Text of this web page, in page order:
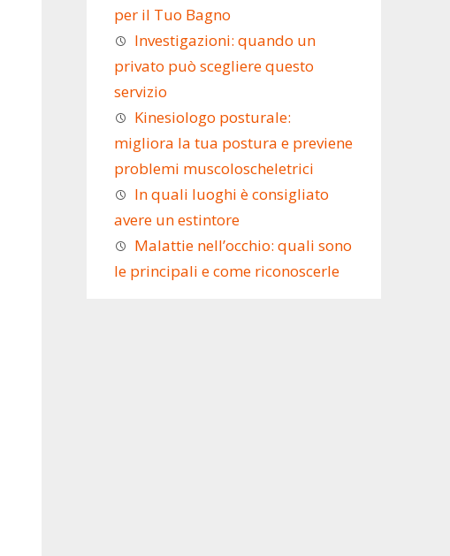
per il Tuo Bagno
Investigazioni: quando un
privato può scegliere questo
servizio
Kinesiologo posturale:
migliora la tua postura e previene
problemi muscoloscheletrici
In quali luoghi è consigliato
avere un estintore
Malattie nell’occhio: quali sono
le principali e come riconoscerle